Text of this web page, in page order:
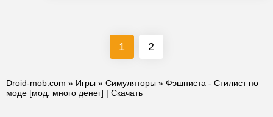
1 2
Droid-mob.com » Игры » Симуляторы » Фэшниста - Стилист по
моде [мод: много денег] | Скачать